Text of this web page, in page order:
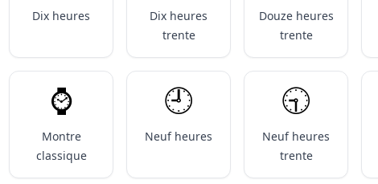
Dix heures
Dix heures
trente
Douze heures
trente
⌚️
Montre
classique
🕘️
Neuf heures
🕤️
Neuf heures
trente